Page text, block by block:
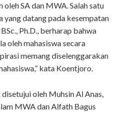
SA dan MWA. Salah satu
yang datang pada kesempatan
Ph.D., berharap bahwa
oleh mahasiswa secara
memang diselenggarakan
kata Koentjoro.
oleh Muhsin Al Anas,
MWA dan Alfath Bagus